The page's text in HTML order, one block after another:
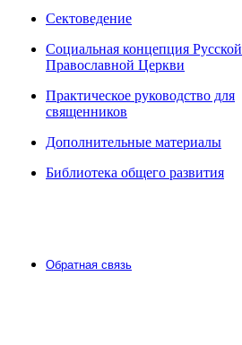
Сектоведение
Социальная концепция Русской
Православной Церкви
Практическое руководство для
священников
Дополнительные материалы
Библиотека общего развития
Обратная связь